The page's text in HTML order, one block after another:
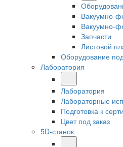
Вакуумно-
Вакуумно-
Запчасти
Листовой
Оборудование
Лаборатория
Лаборатория
Лабораторные
Подготовка к
Цвет под заказ
5D-станок